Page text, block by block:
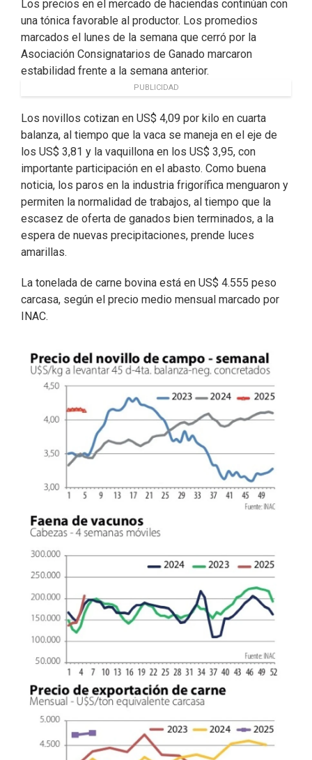
Los precios en el mercado de haciendas continúan con
una tónica favorable al productor. Los promedios
marcados el lunes de la semana que cerró por la
Asociación Consignatarios de Ganado marcaron
estabilidad frente a la semana anterior.
PUBLICIDAD
Los novillos cotizan en US$ 4,09 por kilo en cuarta
balanza, al tiempo que la vaca se maneja en el eje de
los US$ 3,81 y la vaquillona en los US$ 3,95, con
importante participación en el abasto. Como buena
noticia, los paros en la industria frigorífica menguaron y
permiten la normalidad de trabajos, al tiempo que la
escasez de oferta de ganados bien terminados, a la
espera de nuevas precipitaciones, prende luces
amarillas.
La tonelada de carne bovina está en US$ 4.555 peso
carcasa, según el precio medio mensual marcado por
INAC.